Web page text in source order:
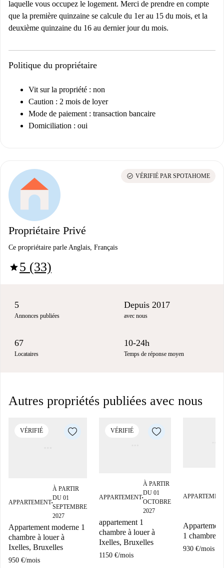
laquelle vous occupez le logement. Merci de prendre en compte
que la première quinzaine se calcule du 1er au 15 du mois, et la
deuxième quinzaine du 16 au dernier jour du mois.
Politique du propriétaire
Vit sur la propriété : non
Caution : 2 mois de loyer
Mode de paiement : transaction bancaire
Domiciliation : oui
Propriétaire Privé
Ce propriétaire parle Anglais, Français
star5 (33)
check_circle VÉRIFIÉ PAR SPOTAHOME
5
Annonces publiées
Depuis 2017
avec nous
67
Locataires
10-24h
Temps de réponse moyen
Autres propriétés publiées avec nous
VÉRIFIÉ
APPARTEMENT■
À PARTIR
DU 01
SEPTEMBRE
2027
Appartement moderne 1
chambre à louer à
Ixelles, Bruxelles
950 €/mois
VÉRIFIÉ
APPARTEMENT■
À PARTIR
DU 01
OCTOBRE
2027
appartement 1
chambre à louer à
Ixelles, Bruxelles
1150 €/mois
1 chambre
930 €/mois